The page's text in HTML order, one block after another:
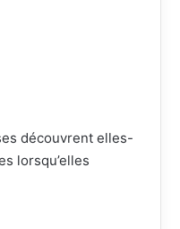
découvrent elles-
lorsqu’elles